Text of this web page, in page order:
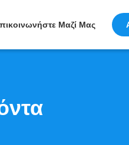
Μαζί Μας